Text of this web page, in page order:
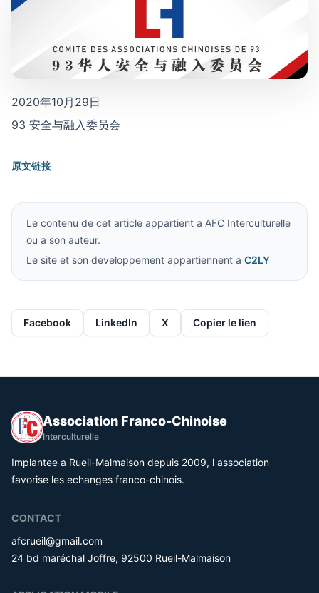
2020年10月29日
93 安全与融入委员会
原文链接
Le contenu de cet article appartient a AFC Interculturelle
ou a son auteur.
Le site et son developpement appartiennent a C2LY
Facebook LinkedIn X Copier le lien
Association Franco-Chinoise
Interculturelle
Implantee a Rueil-Malmaison depuis 2009, l association
favorise les echanges franco-chinois.
CONTACT
afcrueil@gmail.com
24 bd maréchal Joffre, 92500 Rueil-Malmaison